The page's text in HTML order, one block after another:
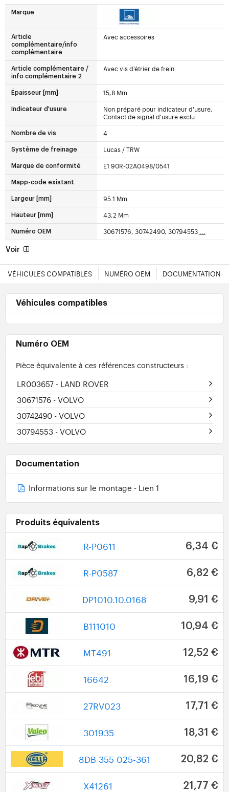
Marque
Article
complémentaire/info
complémentaire
Avec accessoires
Article complémentaire /
info complémentaire 2
Avec vis d'étrier de frein
Épaisseur [mm] 15,8 Mm
Indicateur d'usure
Non préparé pour indicateur d'usure,
Contact de signal d'usure exclu
Nombre de vis 4
Système de freinage Lucas / TRW
Marque de conformité E1 90R-02A0498/0541
Mapp-code existant
Largeur [mm] 95.1 Mm
Hauteur [mm] 43,2 Mm
Numéro OEM 30671576, 30742490, 30794553 ...
Voir
VÉHICULES COMPATIBLES NUMÉRO OEM DOCUMENTATION
Véhicules compatibles
Numéro OEM
Pièce équivalente à ces références constructeurs :
LR003657 - LAND ROVER
30671576 - VOLVO
30742490 - VOLVO
30794553 - VOLVO
Documentation
Informations sur le montage - Lien 1
Produits équivalents
R-P0611 6,34 €
R-P0587 6,82 €
DP1010.10.0168 9,91 €
B111010 10,94 €
MT491 12,52 €
16642 16,19 €
27RV023 17,71 €
301935 18,31 €
8DB 355 025-361 20,82 €
X41261 21,77 €